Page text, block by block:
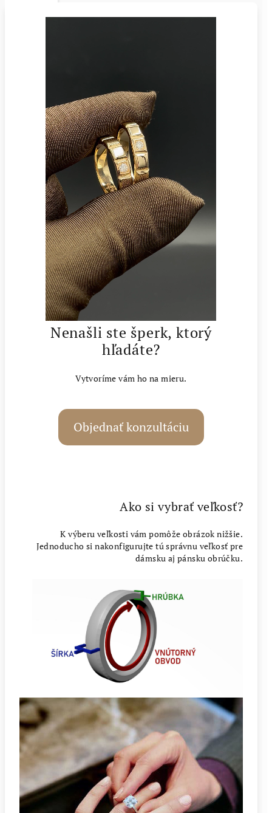
Nenašli ste šperk, ktorý
hľadáte?
Vytvoríme vám ho na mieru.
Objednať konzultáciu
Ako si vybrať veľkosť?
K výberu veľkosti vám pomôže obrázok nižšie.
Jednoducho si nakonfigurujte tú správnu veľkosť pre
dámsku aj pánsku obrúčku.